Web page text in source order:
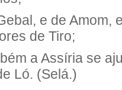
e de Amom,
de Tiro;
a Assíria se
Ló. (Selá.)